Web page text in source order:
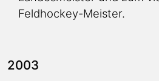
Feldhockey-Meister.
2003